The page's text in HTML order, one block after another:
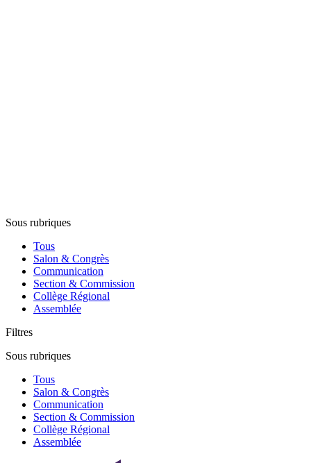
Sous rubriques
Tous
Salon & Congrès
Communication
Section & Commission
Collège Régional
Assemblée
Filtres
Sous rubriques
Tous
Salon & Congrès
Communication
Section & Commission
Collège Régional
Assemblée